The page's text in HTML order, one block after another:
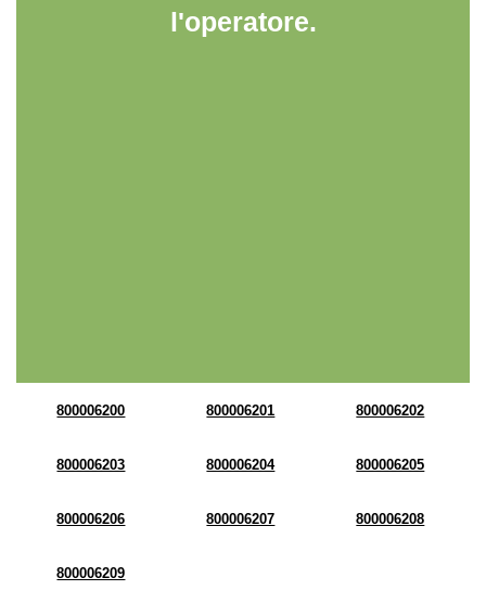
l'operatore.
800006200 800006201 800006202
800006203 800006204 800006205
800006206 800006207 800006208
800006209